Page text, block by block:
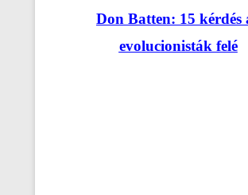
Don Batten: 15 kérdés
evolucionisták felé